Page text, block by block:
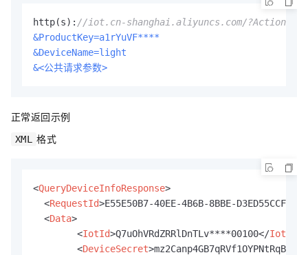
http(s): //iot.cn-shanghai.aliyuncs.com/
&ProductKey=a1rYuVF****
&DeviceName=light
&<公共请求参数>
正常返回示例
XML 格式
<QueryDeviceInfoResponse>
<RequestId>E55E50B7-40EE-4B6B-8BBE-D3ED55CCF565
<Data>
<IotId>Q7uOhVRdZRRlDnTLv****00100</IotId
<DeviceSecret>